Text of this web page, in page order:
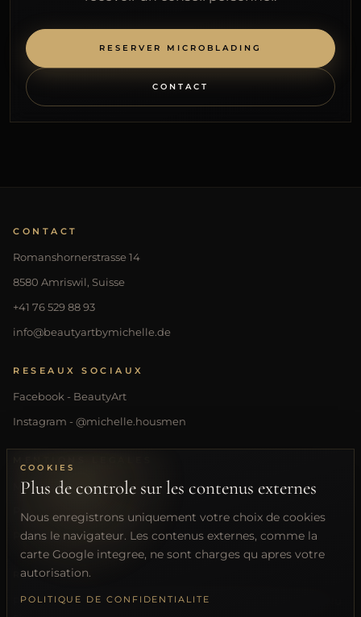
RESERVER MICROBLADING
CONTACT
COOKIES
Plus de controle sur les contenus externes
Nous enregistrons uniquement votre choix de cookies
dans le navigateur. Les contenus externes, comme la
carte Google integree, ne sont charges qu apres votre
autorisation.
POLITIQUE DE CONFIDENTIALITE
CONTACT
Romanshornerstrasse 14
8580 Amriswil, Suisse
+41 76 529 88 93
info@beautyartbymichelle.de
RESEAUX SOCIAUX
Facebook - BeautyArt
Instagram - @michelle.housmen
Mentions legales
Politique de confidentialite
Parametres des cookies
REMARQUE
PhiBrows est une marque deposee de PhiAcademy GmbH. Nu